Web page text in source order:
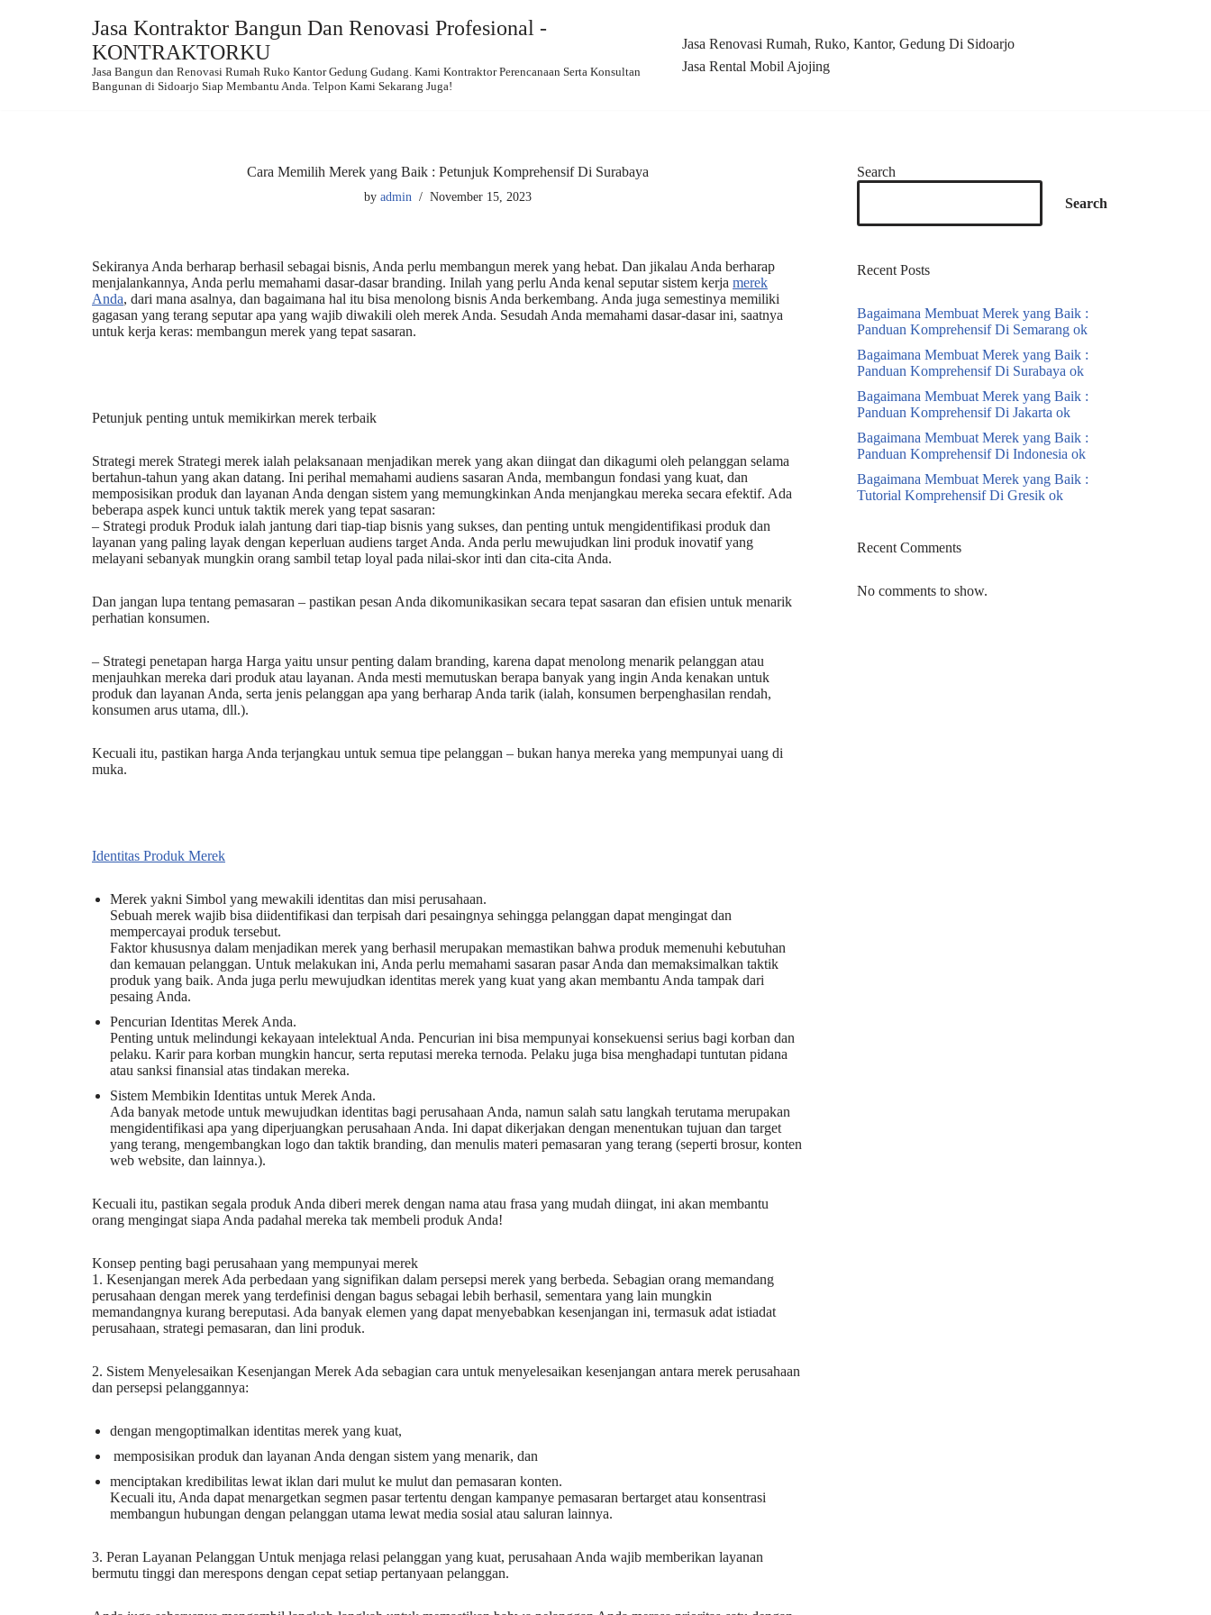
Jasa Kontraktor Bangun Dan Renovasi Profesional -
KONTRAKTORKU
Jasa Bangun dan Renovasi Rumah Ruko Kantor Gedung Gudang. Kami Kontraktor Perencanaan Serta Konsultan
Bangunan di Sidoarjo Siap Membantu Anda. Telpon Kami Sekarang Juga!
Jasa Renovasi Rumah, Ruko, Kantor, Gedung Di Sidoarjo
Jasa Rental Mobil Ajojing
Cara Memilih Merek yang Baik : Petunjuk Komprehensif Di Surabaya
by admin November 15, 2023
Sekiranya Anda berharap berhasil sebagai bisnis, Anda perlu membangun merek yang hebat. Dan jikalau Anda berharap
menjalankannya, Anda perlu memahami dasar-dasar branding. Inilah yang perlu Anda kenal seputar sistem kerja merek
Anda, dari mana asalnya, dan bagaimana hal itu bisa menolong bisnis Anda berkembang. Anda juga semestinya memiliki
gagasan yang terang seputar apa yang wajib diwakili oleh merek Anda. Sesudah Anda memahami dasar-dasar ini, saatnya
untuk kerja keras: membangun merek yang tepat sasaran.
Petunjuk penting untuk memikirkan merek terbaik
Strategi merek Strategi merek ialah pelaksanaan menjadikan merek yang akan diingat dan dikagumi oleh pelanggan selama
bertahun-tahun yang akan datang. Ini perihal memahami audiens sasaran Anda, membangun fondasi yang kuat, dan
memposisikan produk dan layanan Anda dengan sistem yang memungkinkan Anda menjangkau mereka secara efektif. Ada
beberapa aspek kunci untuk taktik merek yang tepat sasaran:
– Strategi produk Produk ialah jantung dari tiap-tiap bisnis yang sukses, dan penting untuk mengidentifikasi produk dan
layanan yang paling layak dengan keperluan audiens target Anda. Anda perlu mewujudkan lini produk inovatif yang
melayani sebanyak mungkin orang sambil tetap loyal pada nilai-skor inti dan cita-cita Anda.
Dan jangan lupa tentang pemasaran – pastikan pesan Anda dikomunikasikan secara tepat sasaran dan efisien untuk menarik
perhatian konsumen.
– Strategi penetapan harga Harga yaitu unsur penting dalam branding, karena dapat menolong menarik pelanggan atau
menjauhkan mereka dari produk atau layanan. Anda mesti memutuskan berapa banyak yang ingin Anda kenakan untuk
produk dan layanan Anda, serta jenis pelanggan apa yang berharap Anda tarik (ialah, konsumen berpenghasilan rendah,
konsumen arus utama, dll.).
Kecuali itu, pastikan harga Anda terjangkau untuk semua tipe pelanggan – bukan hanya mereka yang mempunyai uang di
muka.
Identitas Produk Merek
Merek yakni Simbol yang mewakili identitas dan misi perusahaan.
Sebuah merek wajib bisa diidentifikasi dan terpisah dari pesaingnya sehingga pelanggan dapat mengingat dan
mempercayai produk tersebut.
Faktor khususnya dalam menjadikan merek yang berhasil merupakan memastikan bahwa produk memenuhi kebutuhan
dan kemauan pelanggan. Untuk melakukan ini, Anda perlu memahami sasaran pasar Anda dan memaksimalkan taktik
produk yang baik. Anda juga perlu mewujudkan identitas merek yang kuat yang akan membantu Anda tampak dari
pesaing Anda.
Pencurian Identitas Merek Anda.
Penting untuk melindungi kekayaan intelektual Anda. Pencurian ini bisa mempunyai konsekuensi serius bagi korban dan
pelaku. Karir para korban mungkin hancur, serta reputasi mereka ternoda. Pelaku juga bisa menghadapi tuntutan pidana
atau sanksi finansial atas tindakan mereka.
Sistem Membikin Identitas untuk Merek Anda.
Ada banyak metode untuk mewujudkan identitas bagi perusahaan Anda, namun salah satu langkah terutama merupakan
mengidentifikasi apa yang diperjuangkan perusahaan Anda. Ini dapat dikerjakan dengan menentukan tujuan dan target
yang terang, mengembangkan logo dan taktik branding, dan menulis materi pemasaran yang terang (seperti brosur, konten
web website, dan lainnya.).
Kecuali itu, pastikan segala produk Anda diberi merek dengan nama atau frasa yang mudah diingat, ini akan membantu
orang mengingat siapa Anda padahal mereka tak membeli produk Anda!
Konsep penting bagi perusahaan yang mempunyai merek
1. Kesenjangan merek Ada perbedaan yang signifikan dalam persepsi merek yang berbeda. Sebagian orang memandang
perusahaan dengan merek yang terdefinisi dengan bagus sebagai lebih berhasil, sementara yang lain mungkin
memandangnya kurang bereputasi. Ada banyak elemen yang dapat menyebabkan kesenjangan ini, termasuk adat istiadat
perusahaan, strategi pemasaran, dan lini produk.
2. Sistem Menyelesaikan Kesenjangan Merek Ada sebagian cara untuk menyelesaikan kesenjangan antara merek perusahaan
dan persepsi pelanggannya:
dengan mengoptimalkan identitas merek yang kuat,
memposisikan produk dan layanan Anda dengan sistem yang menarik, dan
menciptakan kredibilitas lewat iklan dari mulut ke mulut dan pemasaran konten.
Kecuali itu, Anda dapat menargetkan segmen pasar tertentu dengan kampanye pemasaran bertarget atau konsentrasi
membangun hubungan dengan pelanggan utama lewat media sosial atau saluran lainnya.
3. Peran Layanan Pelanggan Untuk menjaga relasi pelanggan yang kuat, perusahaan Anda wajib memberikan layanan
bermutu tinggi dan merespons dengan cepat setiap pertanyaan pelanggan.
Search
Search
Recent Posts
Bagaimana Membuat Merek yang Baik :
Panduan Komprehensif Di Semarang ok
Bagaimana Membuat Merek yang Baik :
Panduan Komprehensif Di Surabaya ok
Bagaimana Membuat Merek yang Baik :
Panduan Komprehensif Di Jakarta ok
Bagaimana Membuat Merek yang Baik :
Panduan Komprehensif Di Indonesia ok
Bagaimana Membuat Merek yang Baik :
Tutorial Komprehensif Di Gresik ok
Recent Comments
No comments to show.